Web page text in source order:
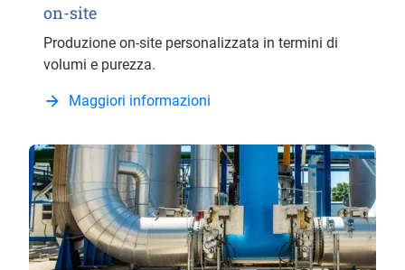
on-site
Produzione on-site personalizzata in termini di
volumi e purezza.
Maggiori informazioni